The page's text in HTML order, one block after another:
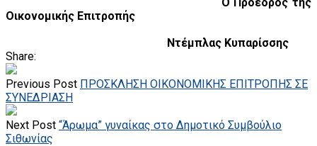
Οικονομικής Επιτροπής
Ντέμπλας Κυπαρίσσης
Share:
Previous Post ΠΡΟΣΚΛΗΣΗ ΟΙΚΟΝΟΜΙΚΗΣ ΕΠΙΤΡΟΠΗΣ ΣΕ
ΣΥΝΕΔΡΙΑΣΗ
Next Post “Άρωμα” γυναίκας στο Δημοτικό Συμβούλιο
Σιθωνίας